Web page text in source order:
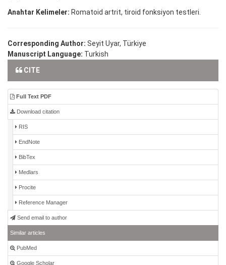
Anahtar Kelimeler: Romatoid artrit, tiroid fonksiyon testleri.
Corresponding Author: Seyit Uyar, Türkiye
Manuscript Language: Turkish
CITE
Full Text PDF
Download citation
RIS
EndNote
BibTex
Medlars
Procite
Reference Manager
Send email to author
Similar articles
PubMed
Google Scholar